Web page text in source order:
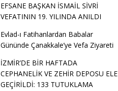
EFSANE BAŞKAN İSMAİL SİVRİ
VEFATININ 19. YILINDA ANILDI
Evlad-ı Fatihanlardan Babalar
Gününde Çanakkale’ye Vefa Ziyareti
İZMİR’DE BİR HAFTADA
CEPHANELİK VE ZEHİR DEPOSU ELE
GEÇİRİLDİ: 133 TUTUKLAMA